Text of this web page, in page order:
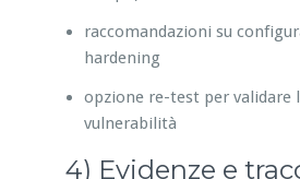
raccomandazioni su
hardening
opzione re-test per validare
vulnerabilità
4) Evidenze e